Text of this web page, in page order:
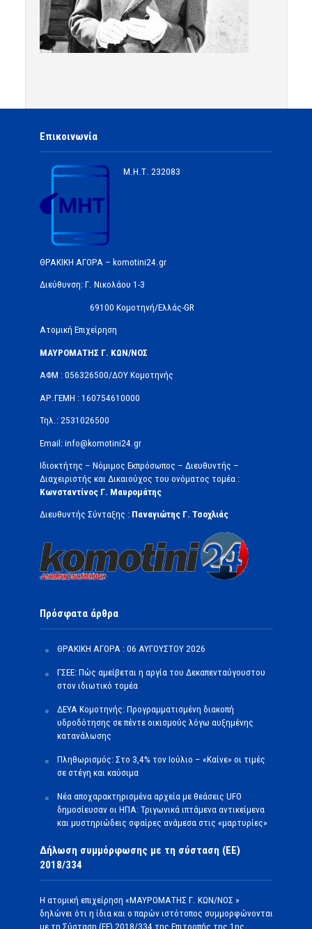
Επικοινωνία
Μ.Η.Τ. 232083
ΘΡΑΚΙΚΗ ΑΓΟΡΑ – komotini24.gr
Διεύθυνση: Γ. Νικολάου 1-3
69100 Κομοτηνή/Ελλάς-GR
Ατομική Επιχείρηση
ΜΑΥΡΟΜΑΤΗΣ Γ. ΚΩΝ/ΝΟΣ
ΑΦΜ : 056326500/ΔOΥ Κομοτηνής
ΑΡ.ΓΕΜΗ : 160754610000
Τηλ.: 2531026500
Email: info@komotini24.gr
Ιδιοκτήτης – Νόμιμος Εκπρόσωπος – Διευθυντής –
Διαχειριστής και Δικαιούχος του ονόματος τομέα :
Κωνσταντίνος Γ. Μαυρομάτης
Διευθυντής Σύνταξης : Παναγιώτης Γ. Τσοχλιάς
Πρόσφατα άρθρα
ΘΡΑΚΙΚΗ ΑΓΟΡΑ : 06 ΑΥΓΟΥΣΤΟΥ 2026
ΓΣΕΕ: Πώς αμείβεται η αργία του Δεκαπενταύγουστου
στον ιδιωτικό τομέα
ΔΕΥΑ Κομοτηνής: Προγραμματισμένη διακοπή
υδροδότησης σε πέντε οικισμούς λόγω αυξημένης
κατανάλωσης
Πληθωρισμός: Στο 3,4% τον Ιούλιο – «Καίνε» οι τιμές
σε στέγη και καύσιμα
Νέα αποχαρακτηρισμένα αρχεία με θεάσεις UFO
δημοσίευσαν οι ΗΠΑ: Τριγωνικά ιπτάμενα αντικείμενα
και μυστηριώδεις σφαίρες ανάμεσα στις «μαρτυρίες»
Δήλωση συμμόρφωσης με τη σύσταση (ΕΕ)
2018/334
Η ατομική επιχείρηση «ΜΑΥΡΟΜΑΤΗΣ Γ. ΚΩΝ/ΝΟΣ »
δηλώνει ότι η ίδια και ο παρών ιστότοπος συμμορφώνονται
με τη Σύσταση (ΕΕ) 2018/334 της Επιτροπής της 1ης